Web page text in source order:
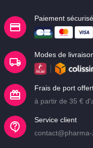
Paiement sécurisé
Modes de
Frais de port
à partir de 35 €
Service client